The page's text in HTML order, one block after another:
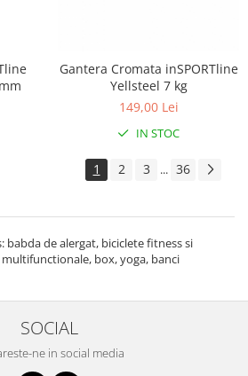
Gantera Cromata inSPORTline
Yellsteel 7 kg
149,00 Lei
IN STOC
1 2 3 ... 36
babda de alergat, biciclete fitness si
box, yoga, banci
SOCIAL
ne in social media